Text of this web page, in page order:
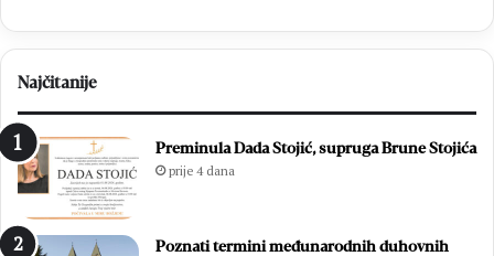
Najčitanije
Preminula Dada Stojić, supruga Brune Stojića
prije 4 dana
Poznati termini međunarodnih duhovnih